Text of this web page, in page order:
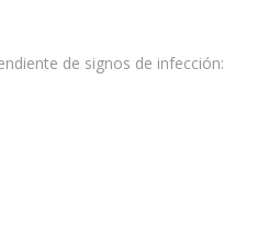
de signos de infección: